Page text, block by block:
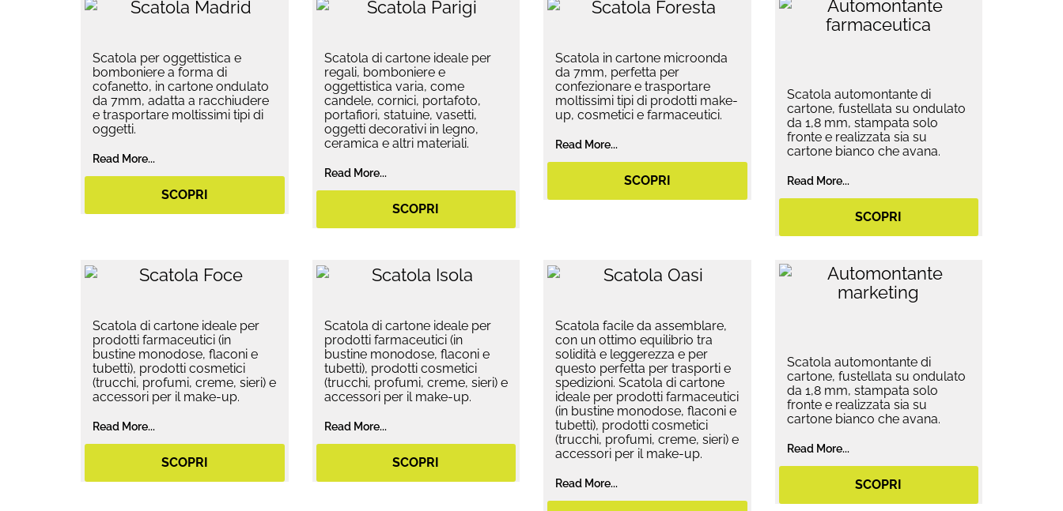
Scatola per oggettistica e
bomboniere a forma di
cofanetto, in cartone ondulato
da 7mm, adatta a racchiudere
e trasportare moltissimi tipi di
oggetti.
Read More...
SCOPRI
Scatola di cartone ideale per
regali, bomboniere e
oggettistica varia, come
candele, cornici, portafoto,
portafiori, statuine, vasetti,
oggetti decorativi in legno,
ceramica e altri materiali.
Read More...
SCOPRI
Scatola in cartone microonda
da 7mm, perfetta per
confezionare e trasportare
moltissimi tipi di prodotti make-
up, cosmetici e farmaceutici.
Read More...
SCOPRI
Scatola automontante di
cartone, fustellata su ondulato
da 1,8 mm, stampata solo
fronte e realizzata sia su
cartone bianco che avana.
Read More...
SCOPRI
Scatola di cartone ideale per
prodotti farmaceutici (in
bustine monodose, flaconi e
tubetti), prodotti cosmetici
(trucchi, profumi, creme, sieri) e
accessori per il make-up.
Read More...
SCOPRI
Scatola di cartone ideale per
prodotti farmaceutici (in
bustine monodose, flaconi e
tubetti), prodotti cosmetici
(trucchi, profumi, creme, sieri) e
accessori per il make-up.
Read More...
SCOPRI
Scatola facile da assemblare,
con un ottimo equilibrio tra
solidità e leggerezza e per
questo perfetta per trasporti e
spedizioni. Scatola di cartone
ideale per prodotti farmaceutici
(in bustine monodose, flaconi e
tubetti), prodotti cosmetici
(trucchi, profumi, creme, sieri) e
accessori per il make-up.
Read More...
Scatola automontante di
cartone, fustellata su ondulato
da 1,8 mm, stampata solo
fronte e realizzata sia su
cartone bianco che avana.
Read More...
SCOPRI